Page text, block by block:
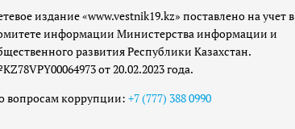
издание «www.vestnik19.kz» поставлено на учет в
информации Министерства информации и
развития Республики Казахстан.
от 20.02.2023 года.
вопросам коррупции: +7 (777) 388 0990